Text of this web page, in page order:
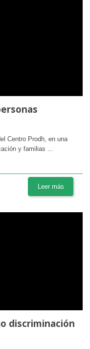
Centro Prodh, en una
y familias ...
Leer más
discriminación